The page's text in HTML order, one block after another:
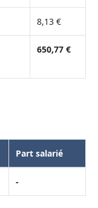
8,13 €
650,77 €
Part salarié
-